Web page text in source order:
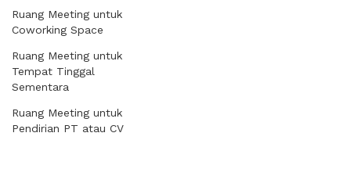
Ruang Meeting untuk
Coworking Space
Ruang Meeting untuk
Tempat Tinggal
Sementara
Ruang Meeting untuk
Pendirian PT atau CV